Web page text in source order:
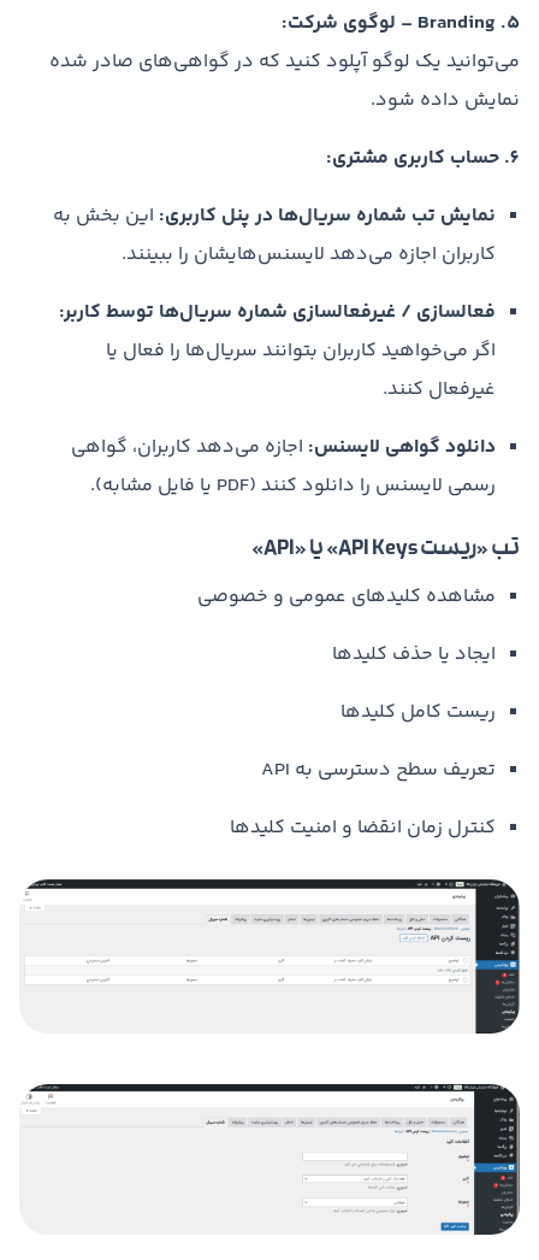
5. Branding – لوگوی شرکت:
می‌توانید یک لوگو آپلود کنید که در گواهی‌های صادر شده
نمایش داده شود.
6. حساب کاربری مشتری:
نمایش تب شماره سریال‌ها در پنل کاربری: این بخش به
کاربران اجازه می‌دهد لایسنس‌هایشان را ببینند.
فعالسازی / غیرفعالسازی شماره سریال‌ها توسط کاربر:
اگر می‌خواهید کاربران بتوانند سریال‌ها را فعال یا
غیرفعال کنند.
دانلود گواهی لایسنس: اجازه می‌دهد کاربران، گواهی
رسمی لایسنس را دانلود کنند (PDF یا فایل مشابه).
تب «ریست API Keys» یا «API»
مشاهده کلیدهای عمومی و خصوصی
ایجاد یا حذف کلیدها
ریست کامل کلیدها
تعریف سطح دسترسی به API
کنترل زمان انقضا و امنیت کلیدها